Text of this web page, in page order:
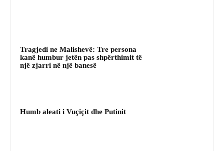
Tragjedi ne Malishevë: Tre persona
kanë humbur jetën pas shpërthimit të
një zjarri në një banesë
Humb aleati i Vuçiçit dhe Putinit